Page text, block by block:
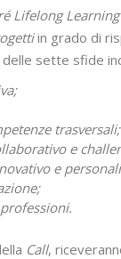
Lifelong Learning
in grado di
sette sfide
trasversali;
e
e
Call,